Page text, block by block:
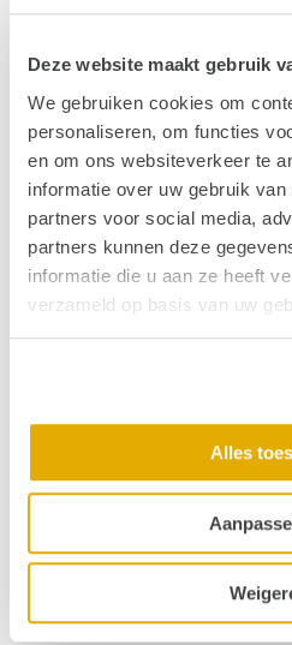
Deze website maakt gebruik
We gebruiken cookies om
personaliseren, om functies
en om ons websiteverkeer te
informatie over uw gebruik
partners voor social media,
partners kunnen deze
informatie die u aan ze heeft
verzameld op basis van uw
Alles
brand in de Wouwsingel in
Sluit ramen en deuren. Meer
alert.nl’
Ontvang je een NL-Alert?
meteen, volg de instructies
Want het kan zijn dat
gezien heeft. Zo heeft
een noodsituatie. Kijk voor
Publicatiedatum: 28 mei 2024
Ontvang de nieuwste
e-mail?